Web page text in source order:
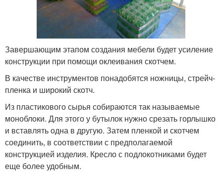
Завершающим этапом создания мебели будет усиление
конструкции при помощи оклеивания скотчем.
В качестве инструментов понадобятся ножницы, стрейч-
пленка и широкий скотч.
Из пластикового сырья собираются так называемые
моноблоки. Для этого у бутылок нужно срезать горлышко
и вставлять одна в другую. Затем пленкой и скотчем
соединить, в соответствии с предполагаемой
конструкцией изделия. Кресло с подлокотниками будет
еще более удобным.